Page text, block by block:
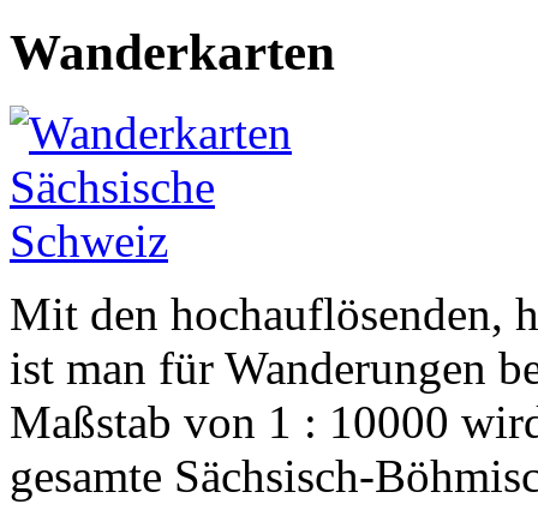
Wanderkarten
Mit den hochauflösenden,
ist man für Wanderungen
Maßstab von 1 : 10000
gesamte Sächsisch-